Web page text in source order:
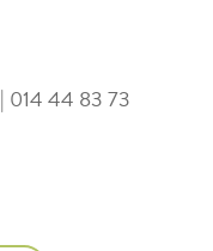
| 014 44 83 73